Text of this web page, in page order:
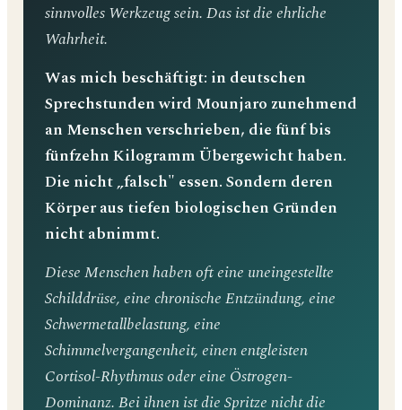
sinnvolles Werkzeug sein. Das ist die ehrliche
Wahrheit.
Was mich beschäftigt: in deutschen
Sprechstunden wird Mounjaro zunehmend
an Menschen verschrieben, die fünf bis
fünfzehn Kilogramm Übergewicht haben.
Die nicht „falsch" essen. Sondern deren
Körper aus tiefen biologischen Gründen
nicht abnimmt.
Diese Menschen haben oft eine uneingestellte
Schilddrüse, eine chronische Entzündung, eine
Schwermetallbelastung, eine
Schimmelvergangenheit, einen entgleisten
Cortisol-Rhythmus oder eine Östrogen-
Dominanz. Bei ihnen ist die Spritze nicht die